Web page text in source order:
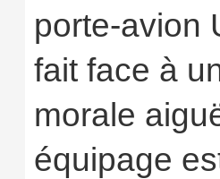
porte‑avion
fait face à
morale
équipage